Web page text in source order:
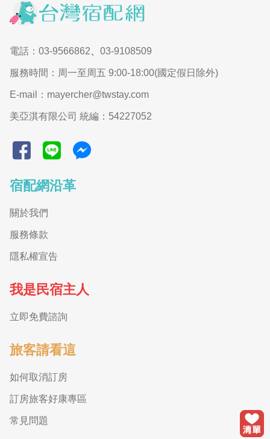
電話：03-9566862 03-9108509
服務時間：周一至周五 9:00-18:00(國定假日除外)
E-mail：mayercher@twstay.com
美亞淇有限公司 統編：54227052
宿配網沿革
關於我們
服務條款
隱私權宣告
我是民宿主人
立即免費諮詢
旅客請看這
如何取消訂房
訂房旅客好康專區
常見問題